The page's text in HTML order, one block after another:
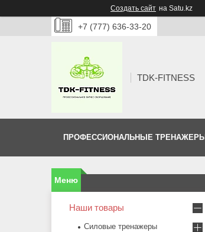
Создать сайт на Satu.kz
+7 (777) 636-33-20
TDK-FITNESS
ПРОФЕССИОНАЛЬНЫЕ ТРЕНАЖЕРЫ
Наши товары
Силовые тренажеры